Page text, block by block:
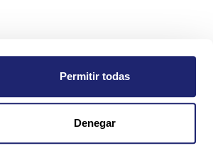
Permitir todas
Denegar